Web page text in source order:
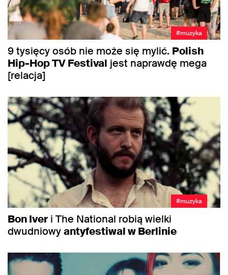
#muzyka
9 tysięcy osób nie może się mylić. Polish
Hip-Hop TV Festival jest naprawdę mega
[relacja]
#muzyka
Bon Iver i The National robią wielki
dwudniowyantyfestiwal w Berlinie